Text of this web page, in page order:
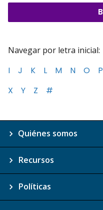
Navegar por letra inicial:
I
J K L M N O P
X
Y Z #
Quiénes somos
Recursos
Políticas